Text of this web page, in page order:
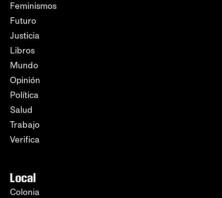
Feminismos
Futuro
Justicia
Libros
Mundo
Opinión
Política
Salud
Trabajo
Verifica
Local
Colonia